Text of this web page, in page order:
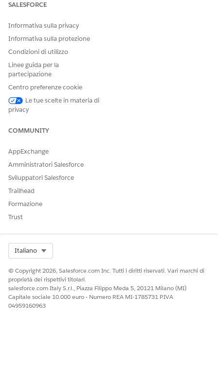
QUESTO ARTICOLO HA RISOLTO IL PROBLEMA?
Facci sapere, così possiamo migliorare!
SALESFORCE
Informativa sulla privacy
Informativa sulla protezione
Condizioni di utilizzo
Linee guida per la
partecipazione
Centro preferenze cookie
Le tue scelte in materia di
privacy
COMMUNITY
AppExchange
Amministratori Salesforce
Sviluppatori Salesforce
Trailhead
Formazione
Trust
Italiano
© Copyright 2026, Salesforce.com Inc. Tutti i diritti riservati. Vari marchi di
proprietà dei rispettivi titolari.
salesforce.com Italy S.r.l., Piazza Filippo Meda 5, 20121 Milano (MI)
Capitale sociale 10.000 euro - Numero REA MI-1785731 P.IVA
04959160963